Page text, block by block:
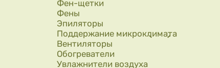
Фен-щетки
Фены
Эпиляторы
Поддержание микроклимата
Вентиляторы
Обогреватели
Увлажнители воздуха